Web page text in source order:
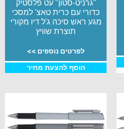
"גרניט-סטון" עט פלסטיק
כדורי עם כרית טאצ' למסכי
מגע ראש סיכה ג'ל דיו מקורי
תוצרת שוויץ
לפרטים נוספים >>
הוסף להצעת מחיר